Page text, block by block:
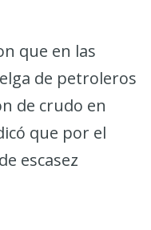
que en las
de petroleros
de crudo en
que por el
escasez